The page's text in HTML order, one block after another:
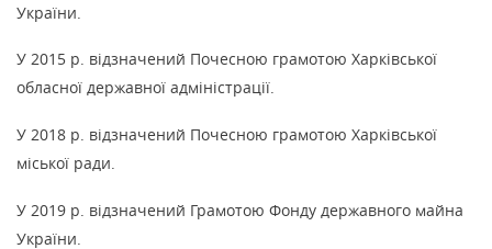
України.
У 2015 р. відзначений Почесною грамотою Харківської
обласної державної адміністрації.
У 2018 р. відзначений Почесною грамотою Харківської
міської ради.
У 2019 р. відзначений Грамотою Фонду державного майна
України.